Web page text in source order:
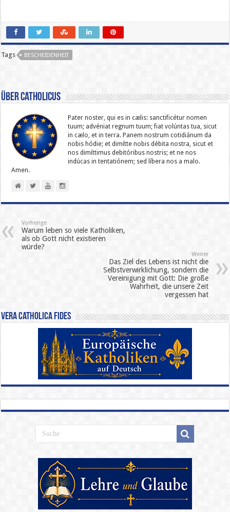
Tags BESCHEIDENHEIT
Über catholicus
Pater noster, qui es in cælis: sanc­ti­ficétur nomen
tuum; advéniat regnum tuum; fiat volúntas tua, sicut
in cælo, et in terra. Panem nostrum cotidiánum da
nobis hódie; et dimítte nobis débita nostra, sicut et
nos dimíttimus debitóribus nostris; et ne nos
indúcas in ten­ta­tiónem; sed líbera nos a malo.
Amen.
Vorherige
Warum leben so viele Katholiken,
als ob Gott nicht existieren
würde?
Weiter
Das Ziel des Lebens ist nicht die
Selbstverwirklichung, sondern die
Vereinigung mit Gott: Die große
Wahrheit, die unsere Zeit
vergessen hat
Vera Catholica Fides